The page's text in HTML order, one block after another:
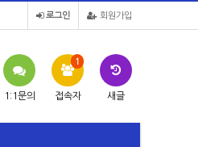
회원가입
로그인
1:1문의 접속자
1
새글